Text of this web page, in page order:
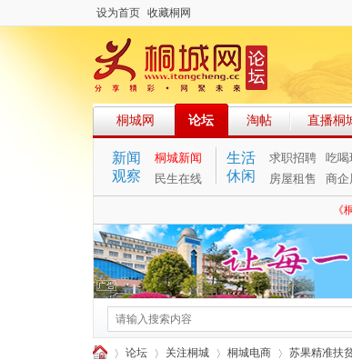
设为首页 收藏桐网
桐城网 论坛 淘帖 直播桐
新闻
观察
桐城新闻
民生在线
生活
休闲
求职招聘 吃喝
房屋租售
商企
《
论坛 关注桐城 桐城电商 苏果精准扶